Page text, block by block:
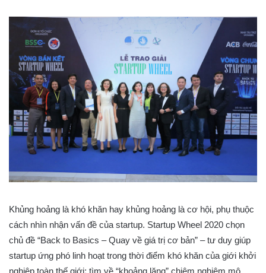
Khủng hoảng là khó khăn hay khủng hoảng là cơ hội, phụ thuộc
cách nhìn nhận vấn đề của startup. Startup Wheel 2020 chọn
chủ đề “Back to Basics – Quay về giá trị cơ bản” – tư duy giúp
startup ứng phó linh hoạt trong thời điểm khó khăn của giới khởi